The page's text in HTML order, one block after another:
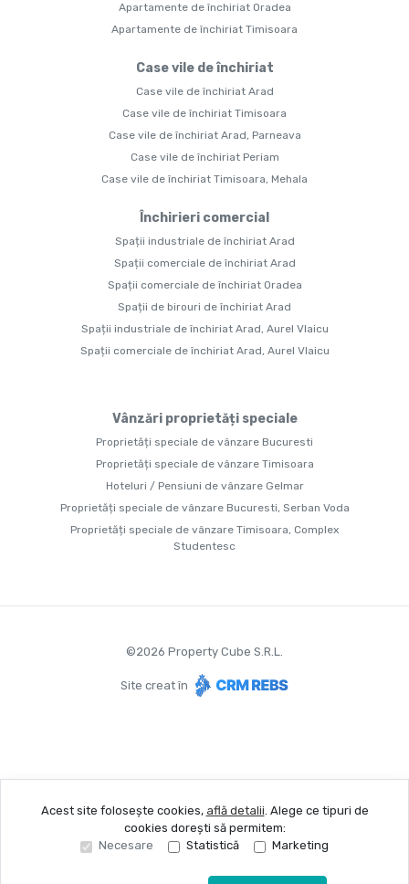
Apartamente de închiriat Oradea
Apartamente de închiriat Timisoara
Case vile de închiriat
Case vile de închiriat Arad
Case vile de închiriat Timisoara
Case vile de închiriat Arad, Parneava
Case vile de închiriat Periam
Case vile de închiriat Timisoara, Mehala
Închirieri comercial
Spații industriale de închiriat Arad
Spații comerciale de închiriat Arad
Spații comerciale de închiriat Oradea
Spații de birouri de închiriat Arad
Spații industriale de închiriat Arad, Aurel Vlaicu
Spații comerciale de închiriat Arad, Aurel Vlaicu
Vânzări proprietăți speciale
Proprietăți speciale de vânzare Bucuresti
Proprietăți speciale de vânzare Timisoara
Hoteluri / Pensiuni de vânzare Gelmar
Proprietăți speciale de vânzare Bucuresti, Serban Voda
Proprietăți speciale de vânzare Timisoara, Complex
Studentesc
©2026 Property Cube S.R.L.
Site creat în
Acest site folosește cookies, află detalii. Alege ce tipuri de
cookies dorești să permitem:
Necesare
Statistică Marketing